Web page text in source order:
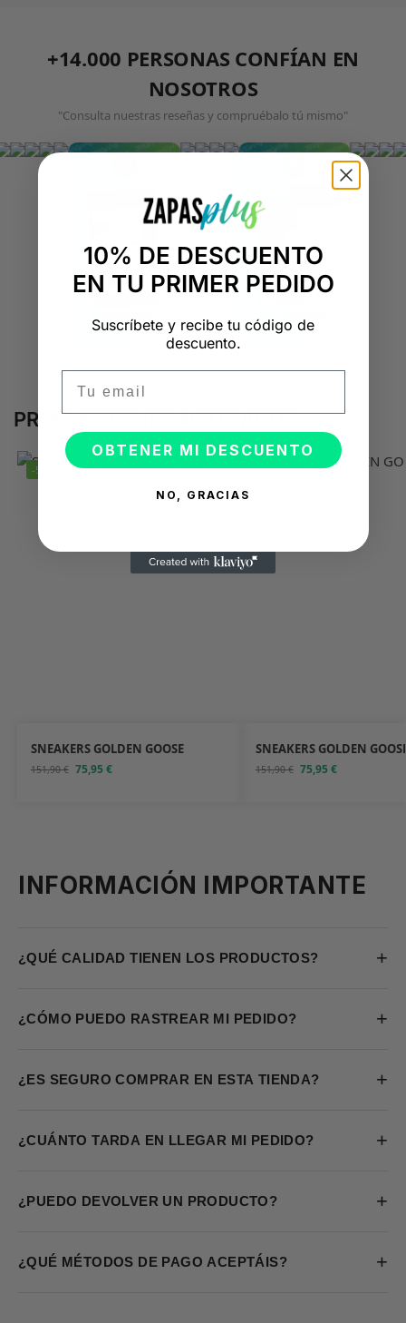
+14.000 PERSONAS CONFÍAN EN
NOSOTROS
"Consulta nuestras reseñas y compruébalo tú mismo"
PRODUCTOS RELACIONADOS
-50%
SNEAKERS GOLDEN GOOSE
151,90€ 75,95€
-50%
SNEAKERS GOLDEN
151,90€ 75,95€
INFORMACIÓN IMPORTANTE
¿QUÉ CALIDAD TIENEN LOS PRODUCTOS? +
¿CÓMO PUEDO RASTREAR MI PEDIDO? +
¿ES SEGURO COMPRAR EN ESTA TIENDA? +
¿CUÁNTO TARDA EN LLEGAR MI PEDIDO? +
¿PUEDO DEVOLVER UN PRODUCTO? +
¿QUÉ MÉTODOS DE PAGO ACEPTÁIS? +
10% DE DESCUENTO
EN TU PRIMER PEDIDO
Suscríbete y recibe tu código de
descuento.
OBTENER MI DESCUENTO
NO, GRACIAS